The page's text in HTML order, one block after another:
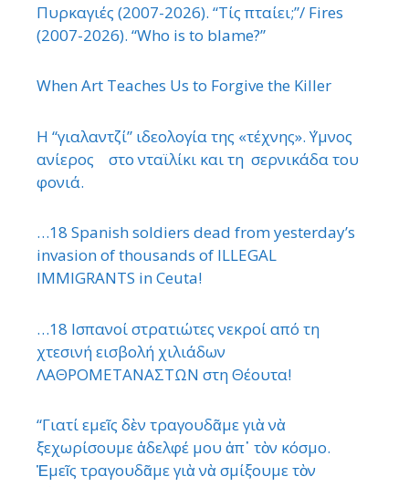
Πυρκαγιές (2007-2026). “Τίς πταίει;”/ Fires
(2007-2026). “Who is to blame?”
When Art Teaches Us to Forgive the Killer
Η “γιαλαντζί” ιδεολογία της «τέχνης». ΄Υμνος
ανίερος στο νταϊλίκι και τη σερνικάδα του
φονιά.
…18 Spanish soldiers dead from yesterday’s
invasion of thousands of ILLEGAL
IMMIGRANTS in Ceuta!
…18 Ισπανοί στρατιώτες νεκροί από τη
χτεσινή εισβολή χιλιάδων
ΛΑΘΡΟΜΕΤΑΝΑΣΤΩΝ στη Θέουτα!
“Γιατί εμεῖς δὲν τραγουδᾶμε γιὰ νὰ
ξεχωρίσουμε ἀδελφέ μου ἀπ᾿ τὸν κόσμο.
Ἐμεῖς τραγουδᾶμε γιὰ νὰ σμίξουμε τὸν